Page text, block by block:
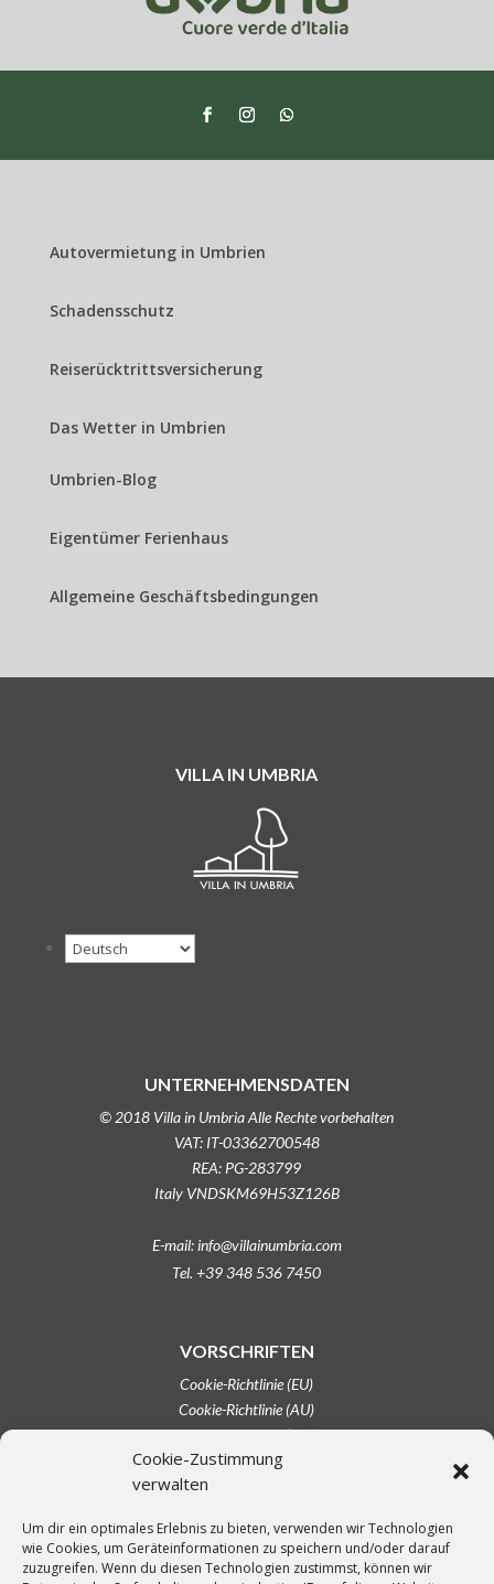
Cookie-Zustimmung
verwalten
Um dir ein optimales Erlebnis zu bieten, verwenden wir Technologien
wie Cookies, um Geräteinformationen zu speichern und/oder darauf
zuzugreifen. Wenn du diesen Technologien zustimmst, können wir
Autovermietung in Umbrien
Schadensschutz
Reiserücktrittsversicherung
Das Wetter in Umbrien
Umbrien-Blog
Eigentümer Ferienhaus
Allgemeine Geschäftsbedingungen
VILLA IN UMBRIA
UNTERNEHMENSDATEN
© 2018 Villa in Umbria Alle Rechte vorbehalten
VAT: IT-03362700548
REA: PG-283799
Italy VNDSKM69H53Z126B
E-mail: info@villainumbria.com
Tel. +39 348 536 7450
VORSCHRIFTEN
Cookie-Richtlinie (EU)
Cookie-Richtlinie (AU)
Cookie-Richtlinie (CA)
Cookie-Richtlinie (UK)
Haftungsausschluss
Opt-out-Einstellungen
Datenschutzerklärung (EU)